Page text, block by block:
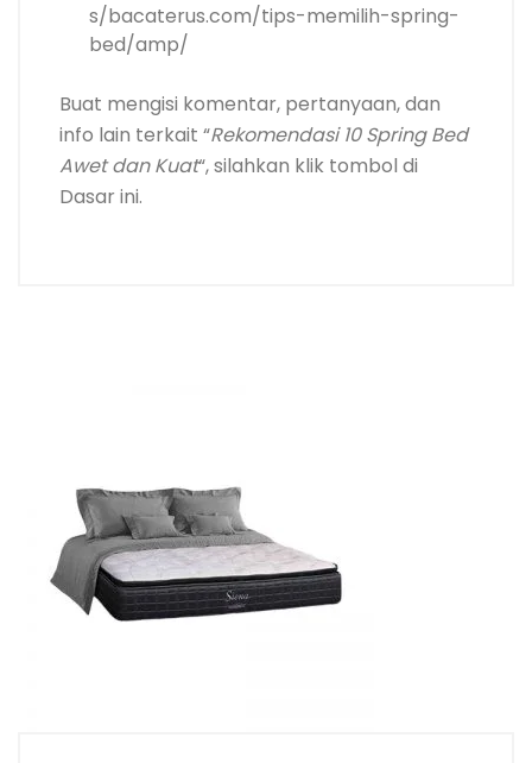
s/bacaterus.com/tips-memilih-spring-
bed/amp/
Buat mengisi komentar, pertanyaan, dan
info lain terkait “Rekomendasi 10 Spring Bed
Awet dan Kuat“, silahkan klik tombol di
Dasar ini.